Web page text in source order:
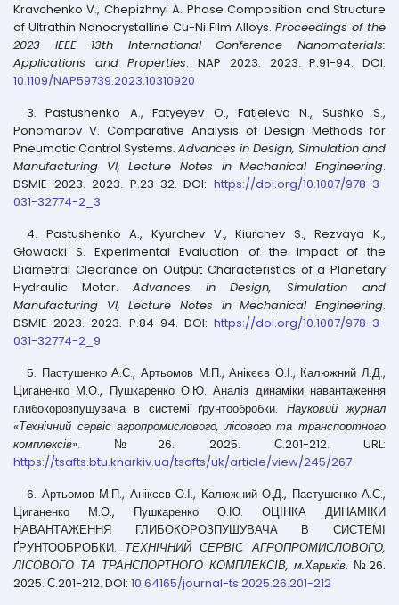
Kravchenko V., Chepizhnyi A. Phase Composition and Structure
of Ultrathin Nanocrystalline Cu-Ni Film Alloys. Proceedings of the
2023 IEEE 13th International Conference Nanomaterials:
Applications and Properties. NAP 2023. 2023. P.91-94. DOI:
10.1109/NAP59739.2023.10310920
3. Pastushenko A., Fatyeyev O., Fatieieva N., Sushko S.,
Ponomarov V. Comparative Analysis of Design Methods for
Pneumatic Control Systems. Advances in Design, Simulation and
Manufacturing VI, Lecture Notes in Mechanical Engineering.
DSMIE 2023. 2023. P.23-32. DOI: https://doi.org/10.1007/978-3-
031-32774-2_3
4. Pastushenko A., Kyurchev V., Kiurchev S., Rezvaya K.,
Głowacki S. Experimental Evaluation of the Impact of the
Diametral Clearance on Output Characteristics of a Planetary
Hydraulic Motor. Advances in Design, Simulation and
Manufacturing VI, Lecture Notes in Mechanical Engineering.
DSMIE 2023. 2023. P.84-94. DOI: https://doi.org/10.1007/978-3-
031-32774-2_9
5. Пастушенко А.С., Артьомов М.П., Анікєєв О.І., Калюжний Л.Д.,
Циганенко М.О., Пушкаренко О.Ю. Аналіз динаміки навантаження
глибокорозпушувача в системі ґрунтообробки. Науковий журнал
«Технічний сервіс агропромислового, лісового та транспортного
комплексів». №26. 2025. С.201-212. URL:
https://tsafts.btu.kharkiv.ua/tsafts/uk/article/view/245/267
6. Артьомов М.П., Анікєєв О.І., Калюжний О.Д., Пастушенко А.С.,
Циганенко М.О., Пушкаренко О.Ю. ОЦІНКА ДИНАМІКИ
НАВАНТАЖЕННЯ ГЛИБОКОРОЗПУШУВАЧА В СИСТЕМІ
ҐРУНТООБРОБКИ. ТЕХНІЧНИЙ СЕРВІС АГРОПРОМИСЛОВОГО,
ЛІСОВОГО ТА ТРАНСПОРТНОГО КОМПЛЕКСІВ, м.Харьків. №26.
2025. С.201-212. DOI: 10.64165/journal-ts.2025.26.201-212